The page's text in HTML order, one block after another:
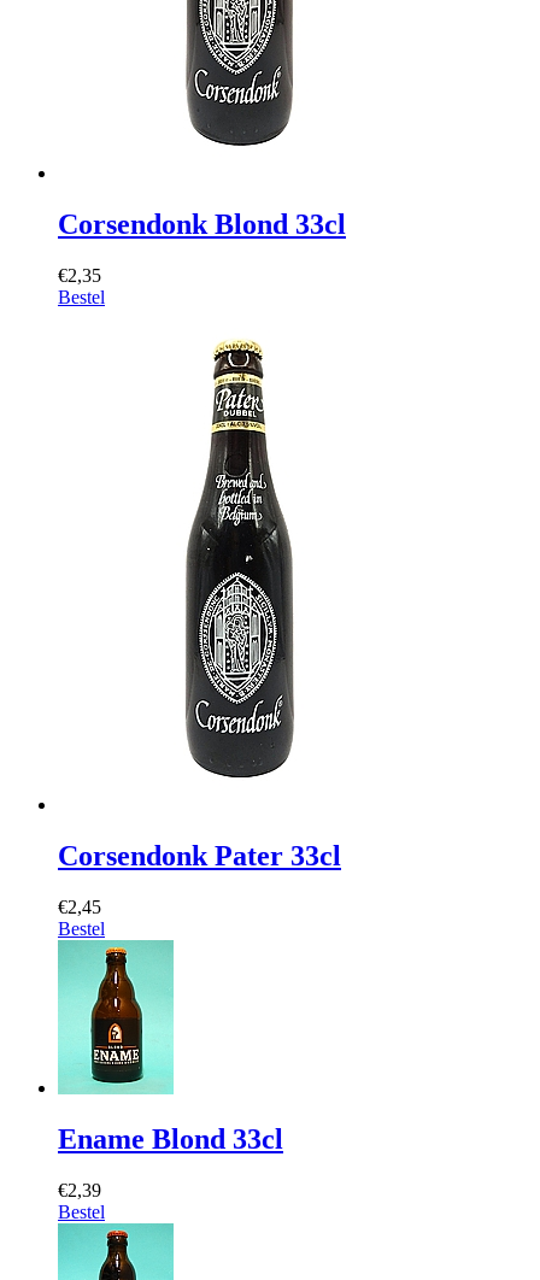
Corsendonk Blond 33cl
€2,35
Bestel
Corsendonk Pater 33cl
€2,45
Bestel
Ename Blond 33cl
€2,39
Bestel